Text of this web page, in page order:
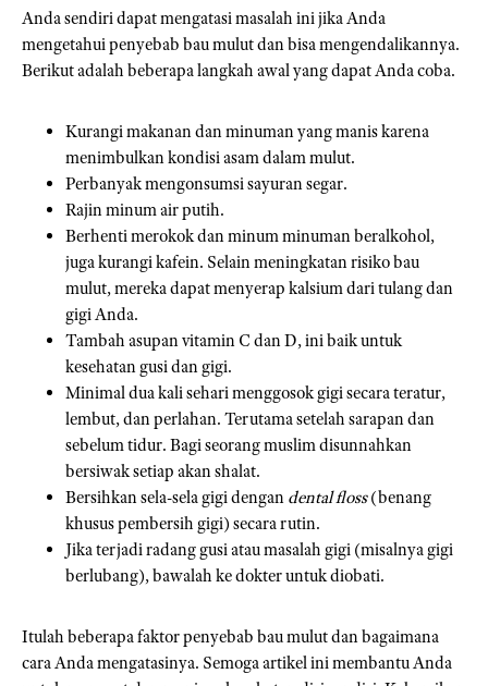
Anda sendiri dapat mengatasi masalah ini jika Anda
mengetahui penyebab bau mulut dan bisa mengendalikannya.
Berikut adalah beberapa langkah awal yang dapat Anda coba.
Kurangi makanan dan minuman yang manis karena
menimbulkan kondisi asam dalam mulut.
Perbanyak mengonsumsi sayuran segar.
Rajin minum air putih.
Berhenti merokok dan minum minuman beralkohol,
juga kurangi kafein. Selain meningkatan risiko bau
mulut, mereka dapat menyerap kalsium dari tulang dan
gigi Anda.
Tambah asupan vitamin C dan D, ini baik untuk
kesehatan gusi dan gigi.
Minimal dua kali sehari menggosok gigi secara teratur,
lembut, dan perlahan. Terutama setelah sarapan dan
sebelum tidur. Bagi seorang muslim disunnahkan
bersiwak setiap akan shalat.
Bersihkan sela-sela gigi dengan dental floss(benang
khusus pembersih gigi) secara rutin.
Jika terjadi radang gusi atau masalah gigi (misalnya gigi
berlubang), bawalah ke dokter untuk diobati.
Itulah beberapa faktor penyebab bau mulut dan bagaimana
cara Anda mengatasinya. Semoga artikel ini membantu Anda